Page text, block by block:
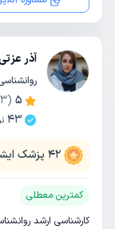
آذر
5
(
43
42 پزشک
کمترین معطلی
کارشناسی ارشد